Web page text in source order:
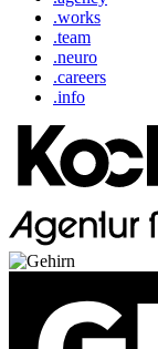
.works
.team
.neuro
.careers
.info